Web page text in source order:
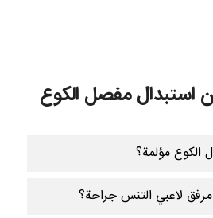
استبدال مفصل الكوع
الكوع مؤلمة؟
لاعبي التنس جراحة؟